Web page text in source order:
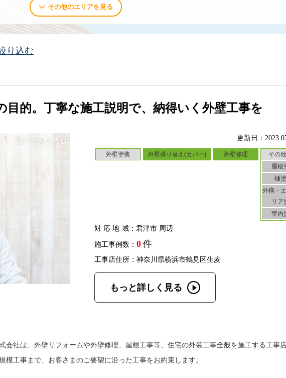
その他のエリアを見る
り込む
目的。丁寧な施工説明で、納得いく外壁工事を
更新日：
外壁塗装 外壁張り替え(カバー) 外壁修理
その
屋根
樋
外構・
リア
室内
対応地域：君津市 周辺
施工事例数： 0 件
工事店住所：神奈川県横浜市鶴見区生麦
もっと詳しく見る
会社は、外壁リフォームや外壁修理、屋根工事等、住宅の外装工事全般を施工する工事
工事まで、お客さまのご要望に沿った工事をお約束します。